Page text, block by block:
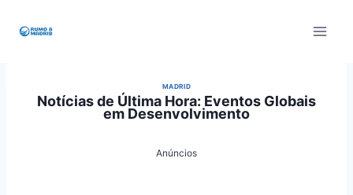
MADRID
Notícias de Última Hora: Eventos Globais
em Desenvolvimento
Anúncios